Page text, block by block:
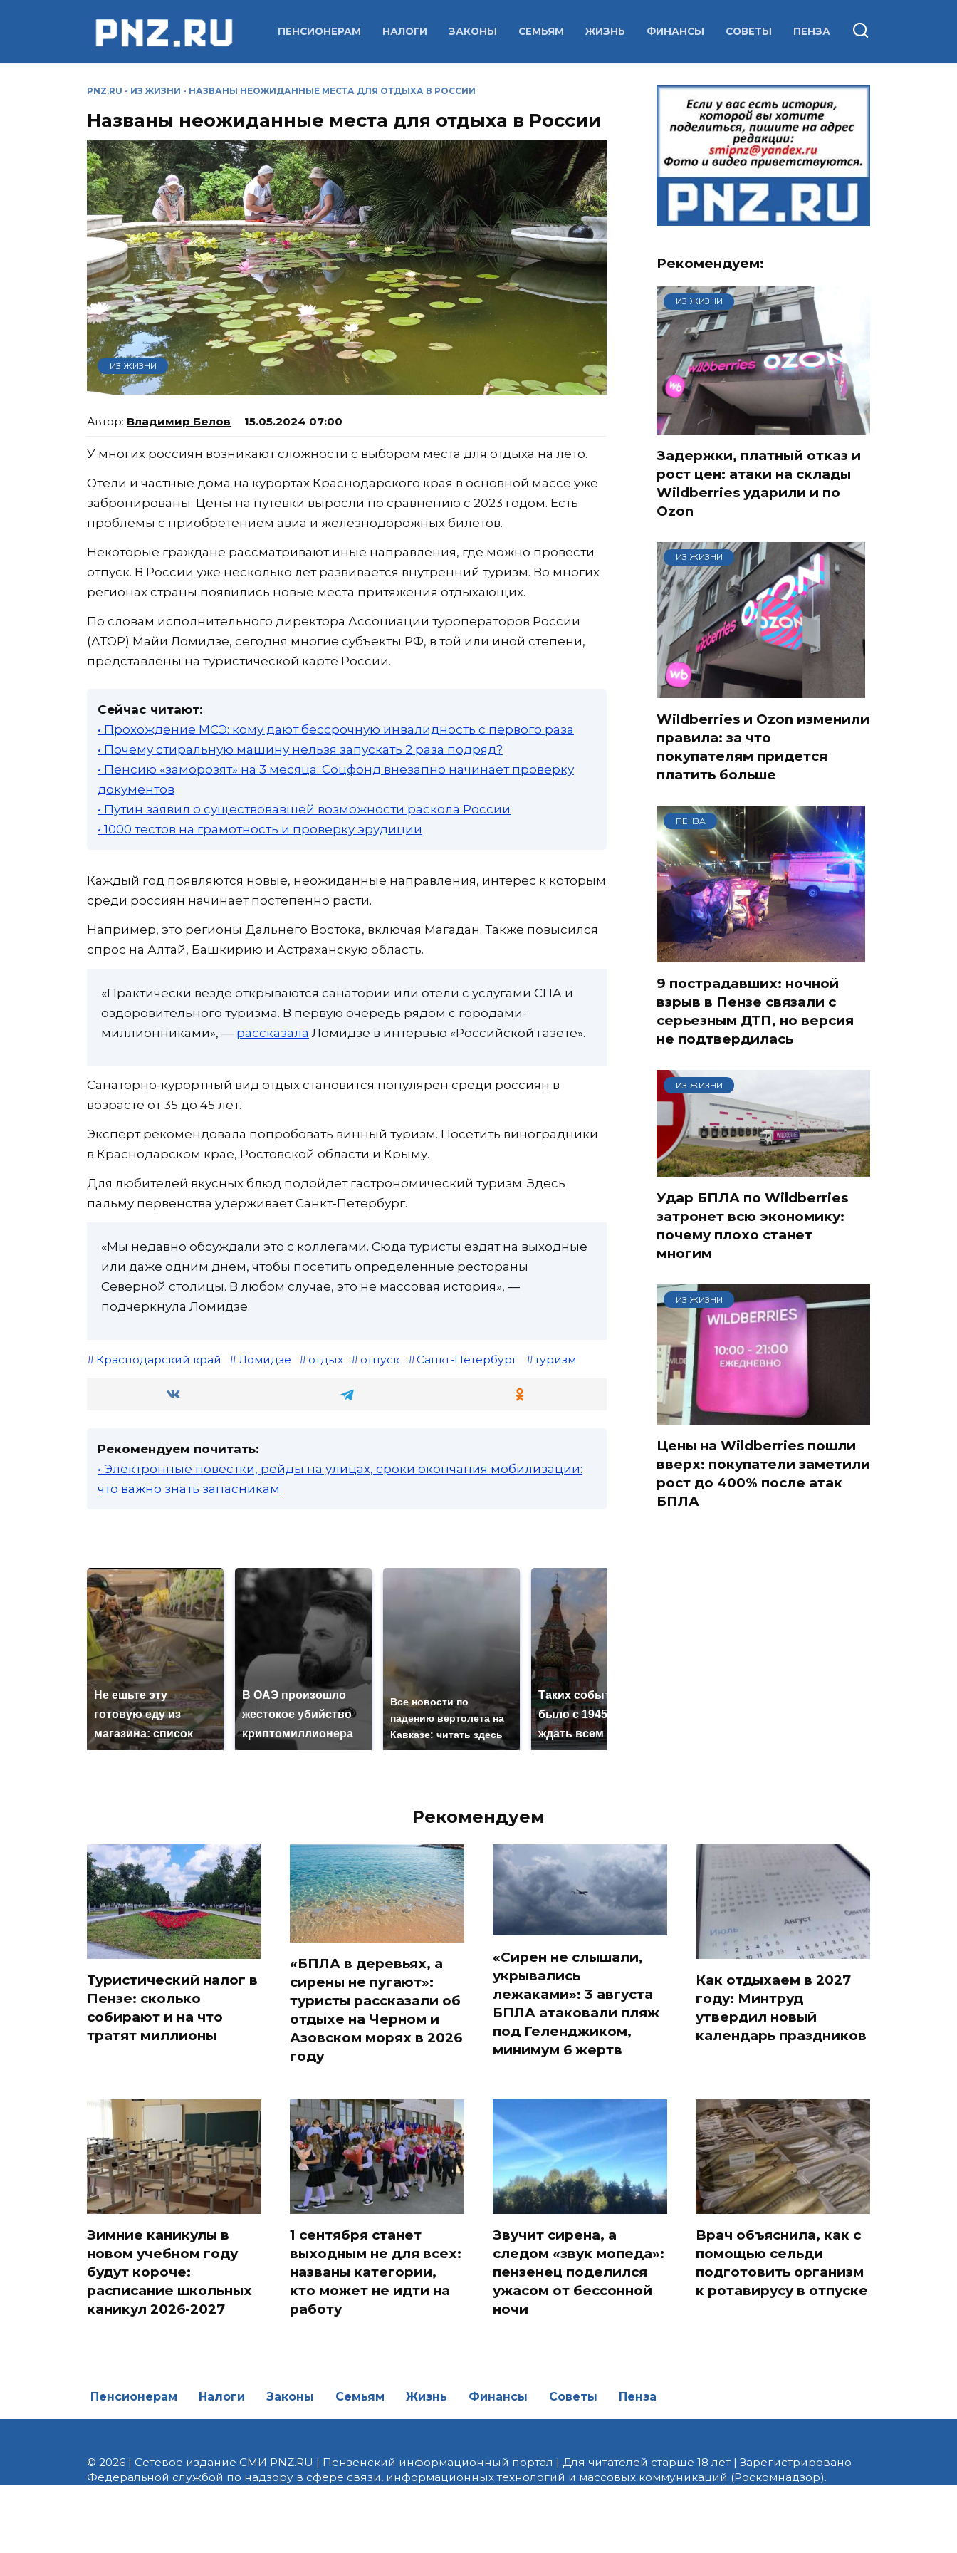
ПЕНСИОНЕРАМ НАЛОГИ ЗАКОНЫ СЕМЬЯМ ЖИЗНЬ ФИНАНСЫ СОВЕТЫ ПЕНЗА
PNZ.RU - ИЗ ЖИЗНИ - НАЗВАНЫ НЕОЖИДАННЫЕ МЕСТА ДЛЯ ОТДЫХА В РОССИИ
Названы неожиданные места для отдыха в России
ИЗ ЖИЗНИ
Владимир Белов 15.05.2024 07:00
У многих россиян возникают сложности с выбором места для отдыха на лето.
Отели и частные дома на курортах Краснодарского края в основной массе уже
забронированы. Цены на путевки выросли по сравнению с 2023 годом. Есть
проблемы с приобретением авиа и железнодорожных билетов.
Некоторые граждане рассматривают иные направления, где можно провести
отпуск. В России уже несколько лет развивается внутренний туризм. Во многих
регионах страны появились новые места притяжения отдыхающих.
По словам исполнительного директора Ассоциации туроператоров России
(АТОР) Майи Ломидзе, сегодня многие субъекты РФ, в той или иной степени,
представлены на туристической карте России.
Сейчас читают:
• Прохождение МСЭ: кому дают бессрочную инвалидность с первого раза
• Почему стиральную машину нельзя запускать 2 раза подряд?
• Пенсию «заморозят» на 3 месяца: Соцфонд внезапно начинает проверку
документов
• Путин заявил о существовавшей возможности раскола России
• 1000 тестов на грамотность и проверку эрудиции
Каждый год появляются новые, неожиданные направления, интерес к которым
среди россиян начинает постепенно расти.
Например, это регионы Дальнего Востока, включая Магадан. Также повысился
спрос на Алтай, Башкирию и Астраханскую область.
«Практически везде открываются санатории или отели с услугами СПА и
оздоровительного туризма. В первую очередь рядом с городами-
миллионниками», — рассказала Ломидзе в интервью «Российской газете».
Санаторно-курортный вид отдых становится популярен среди россиян в
возрасте от 35 до 45 лет.
Эксперт рекомендовала попробовать винный туризм. Посетить виноградники
в Краснодарском крае, Ростовской области и Крыму.
Для любителей вкусных блюд подойдет гастрономический туризм. Здесь
пальму первенства удерживает Санкт-Петербург.
«Мы недавно обсуждали это с коллегами. Сюда туристы ездят на выходные
или даже одним днем, чтобы посетить определенные рестораны
Северной столицы. В любом случае, это не массовая история», —
подчеркнула Ломидзе.
Краснодарский край Ломидзе отдых отпуск Санкт-Петербург туризм
Рекомендуем почитать:
• Электронные повестки, рейды на улицах, сроки окончания мобилизации:
что важно знать запасникам
Не ешьте эту
готовую еду из
магазина: список
В ОАЭ произошло
жестокое убийство
криптомиллионера
Все новости по
падению вертолета на
Кавказе: читать здесь
Таких событий не
было с 1945: чего
ждать всем нам?
Рекомендуем:
ИЗ ЖИЗНИ
Задержки, платный отказ и
рост цен: атаки на склады
Wildberries ударили и по
Ozon
ИЗ ЖИЗНИ
Wildberries и Ozon изменили
правила: за что
покупателям придется
платить больше
ПЕНЗА
9 пострадавших: ночной
взрыв в Пензе связали с
серьезным ДТП, но версия
не подтвердилась
ИЗ ЖИЗНИ
Удар БПЛА по Wildberries
затронет всю экономику:
почему плохо станет
многим
ИЗ ЖИЗНИ
Цены на Wildberries пошли
вверх: покупатели заметили
рост до 400% после атак
БПЛА
Рекомендуем
Туристический налог в
Пензе: сколько
собирают и на что
тратят миллионы
«БПЛА в деревьях, а
сирены не пугают»:
туристы рассказали об
отдыхе на Черном и
Азовском морях в 2026
году
«Сирен не слышали,
укрывались
лежаками»: 3 августа
БПЛА атаковали пляж
под Геленджиком,
минимум 6 жертв
Как отдыхаем в 2027
году: Минтруд
утвердил новый
календарь праздников
Зимние каникулы в
новом учебном году
будут короче:
расписание школьных
каникул 2026-2027
1 сентября станет
выходным не для всех:
названы категории,
кто может не идти на
работу
Звучит сирена, а
следом «звук мопеда»:
пензенец поделился
ужасом от бессонной
ночи
Врач объяснила, как с
помощью сельди
подготовить организм
к ротавирусу в отпуске
Пенсионерам Налоги Законы Семьям Жизнь Финансы Советы Пенза
© 2026 | Сетевое издание СМИ PNZ.RU | Пензенский информационный портал | Для читателей старше 18 лет | Зарегистрировано
Федеральной службой по надзору в сфере связи, информационных технологий и массовых коммуникаций (Роскомнадзор).